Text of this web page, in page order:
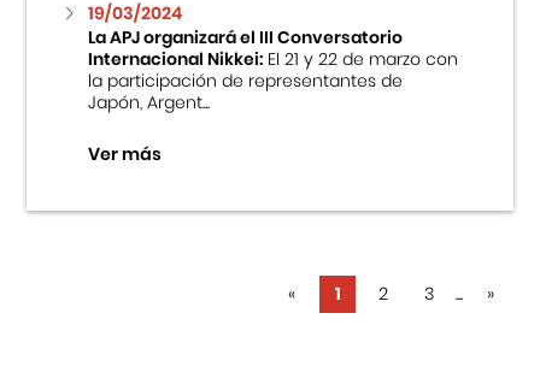
19/03/2024
La APJ organizará el III Conversatorio
Internacional Nikkei:El 21 y 22 de marzo con
la participación de representantes de
Japón, Argent...
Ver más
« 1 2 3 ... »